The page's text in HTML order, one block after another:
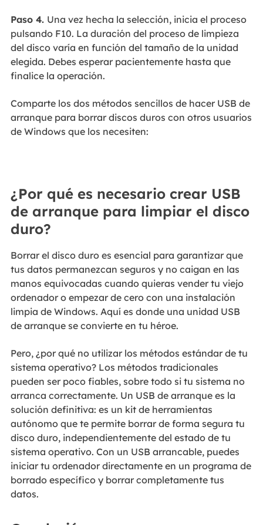
Paso 4. Una vez hecha la selección, inicia el proceso
pulsando F10. La duración del proceso de limpieza
del disco varía en función del tamaño de la unidad
elegida. Debes esperar pacientemente hasta que
finalice la operación.
Comparte los dos métodos sencillos de hacer USB de
arranque para borrar discos duros con otros usuarios
de Windows que los necesiten:
¿Por qué es necesario crear USB
de arranque para limpiar el disco
duro?
Borrar el disco duro es esencial para garantizar que
tus datos permanezcan seguros y no caigan en las
manos equivocadas cuando quieras vender tu viejo
ordenador o empezar de cero con una instalación
limpia de Windows. Aquí es donde una unidad USB
de arranque se convierte en tu héroe.
Pero, ¿por qué no utilizar los métodos estándar de tu
sistema operativo? Los métodos tradicionales
pueden ser poco fiables, sobre todo si tu sistema no
arranca correctamente. Un USB de arranque es la
solución definitiva: es un kit de herramientas
autónomo que te permite borrar de forma segura tu
disco duro, independientemente del estado de tu
sistema operativo. Con un USB arrancable, puedes
iniciar tu ordenador directamente en un programa de
borrado específico y borrar completamente tus
datos.